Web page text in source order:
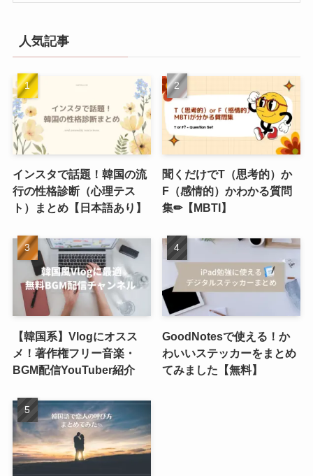
人気記事
インスタで話題！韓国の流
行の性格診断（心理テス
ト）まとめ【日本語あり】
聞くだけでT（思考的）か
F（感情的）かわかる質問
集✏︎【MBTI】
【韓国系】Vlogにオスス
メ！著作権フリー音楽・
BGM配信YouTuber紹介
GoodNotesで使える！か
わいいステッカーをまとめ
てみました【無料】